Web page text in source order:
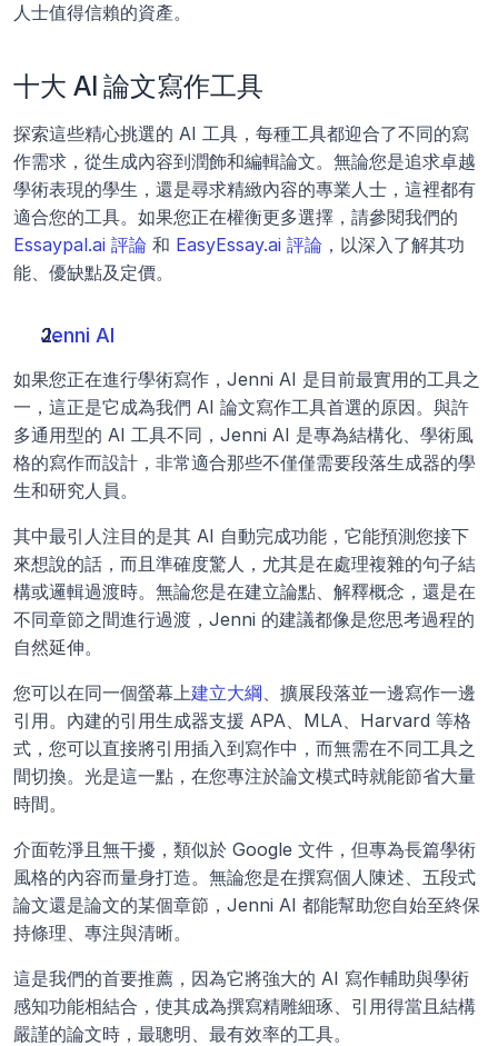
人士值得信賴的資產。
十大 AI 論文寫作工具
探索這些精心挑選的 AI 工具，每種工具都迎合了不同的寫
作需求，從生成內容到潤飾和編輯論文。無論您是追求卓越
學術表現的學生，還是尋求精緻內容的專業人士，這裡都有
Essaypal.ai 評論 和 EasyEssay.ai 評論 ，以深入了解其功
能、優缺點及定價。
Jenni AI
如果您正在進行學術寫作，Jenni AI 是目前最實用的工具之
一，這正是它成為我們 AI 論文寫作工具首選的原因。與許
多通用型的 AI 工具不同，Jenni AI 是專為結構化、學術風
格的寫作而設計，非常適合那些不僅僅需要段落生成器的學
生和研究人員。
其中最引人注目的是其 AI 自動完成功能，它能預測您接下
來想說的話，而且準確度驚人，尤其是在處理複雜的句子結
構或邏輯過渡時。無論您是在建立論點、解釋概念，還是在
不同章節之間進行過渡，Jenni 的建議都像是您思考過程的
自然延伸。
您可以在同一個螢幕上建立大綱、擴展段落並一邊寫作一邊
引用。內建的引用生成器支援 APA、MLA、Harvard 等格
式，您可以直接將引用插入到寫作中，而無需在不同工具之
間切換。光是這一點，在您專注於論文模式時就能節省大量
時間。
介面乾淨且無干擾，類似於 Google 文件，但專為長篇學術
風格的內容而量身打造。無論您是在撰寫個人陳述、五段式
論文還是論文的某個章節，Jenni AI 都能幫助您自始至終保
持條理、專注與清晰。
這是我們的首要推薦，因為它將強大的 AI 寫作輔助與學術
感知功能相結合，使其成為撰寫精雕細琢、引用得當且結構
嚴謹的論文時，最聰明、最有效率的工具。